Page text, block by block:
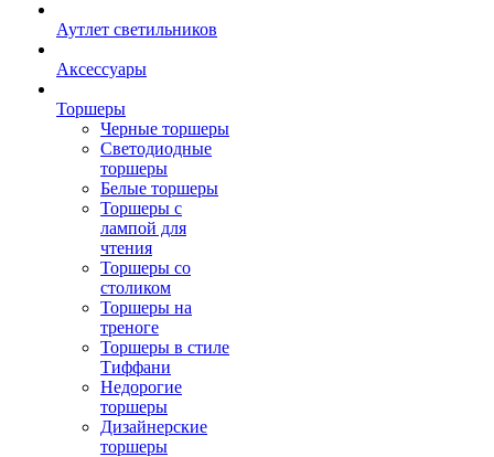
Аутлет светильников
Аксессуары
Торшеры
Черные торшеры
Светодиодные
торшеры
Белые торшеры
Торшеры с
лампой для
чтения
Торшеры со
столиком
Торшеры на
треноге
Торшеры в стиле
Тиффани
Недорогие
торшеры
Дизайнерские
торшеры